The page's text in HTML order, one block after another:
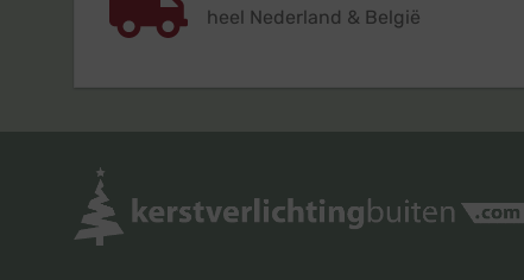
heel Nederland & België